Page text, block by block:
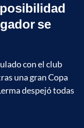
se
con el club
una gran Copa
despejó todas